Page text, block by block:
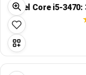
Intel Core i5-3470: